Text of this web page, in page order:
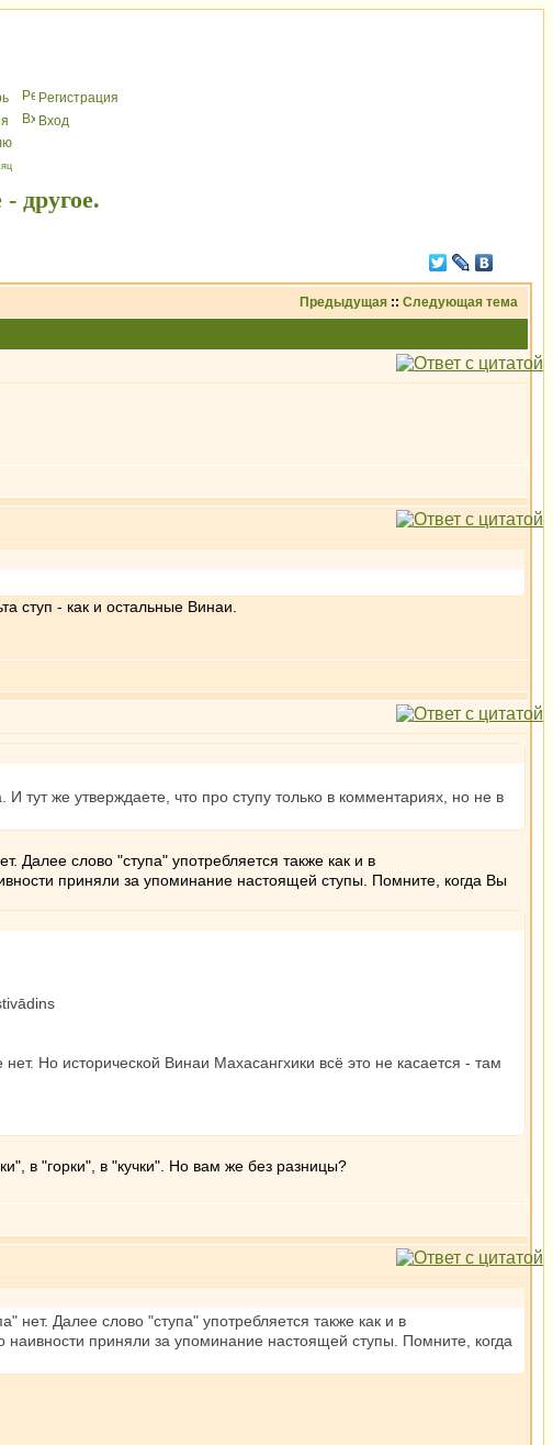
Peгиcтрaция
Вхoд
другое.
Предыдущая :: Следующая тема
ступ - как и остальные Винаи.
тут же утверждаете, что про ступу только в комментариях, но не в
Далее слово "ступа" употребляется также как и в
приняли за упоминание настоящей ступы. Помните, когда Вы
Но исторической Винаи Махасангхики всё это не касается - там
в "горки", в "кучки". Но вам же без разницы?
нет. Далее слово "ступа" употребляется также как и в
наивности приняли за упоминание настоящей ступы. Помните, когда